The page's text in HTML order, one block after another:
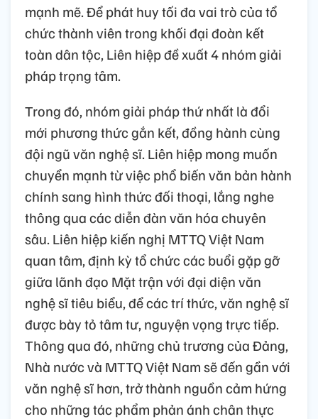
mạnh mẽ. Để phát huy tối đa vai trò của tổ
chức thành viên trong khối đại đoàn kết
toàn dân tộc, Liên hiệp đề xuất 4 nhóm giải
pháp trọng tâm.
Trong đó, nhóm giải pháp thứ nhất là đổi
mới phương thức gắn kết, đồng hành cùng
đội ngũ văn nghệ sĩ. Liên hiệp mong muốn
chuyển mạnh từ việc phổ biến văn bản hành
chính sang hình thức đối thoại, lắng nghe
thông qua các diễn đàn văn hóa chuyên
sâu. Liên hiệp kiến nghị MTTQ Việt Nam
quan tâm, định kỳ tổ chức các buổi gặp gỡ
giữa lãnh đạo Mặt trận với đại diện văn
nghệ sĩ tiêu biểu, để các trí thức, văn nghệ sĩ
được bày tỏ tâm tư, nguyện vọng trực tiếp.
Thông qua đó, những chủ trương của Đảng,
Nhà nước và MTTQ Việt Nam sẽ đến gần với
văn nghệ sĩ hơn, trở thành nguồn cảm hứng
cho những tác phẩm phản ánh chân thực